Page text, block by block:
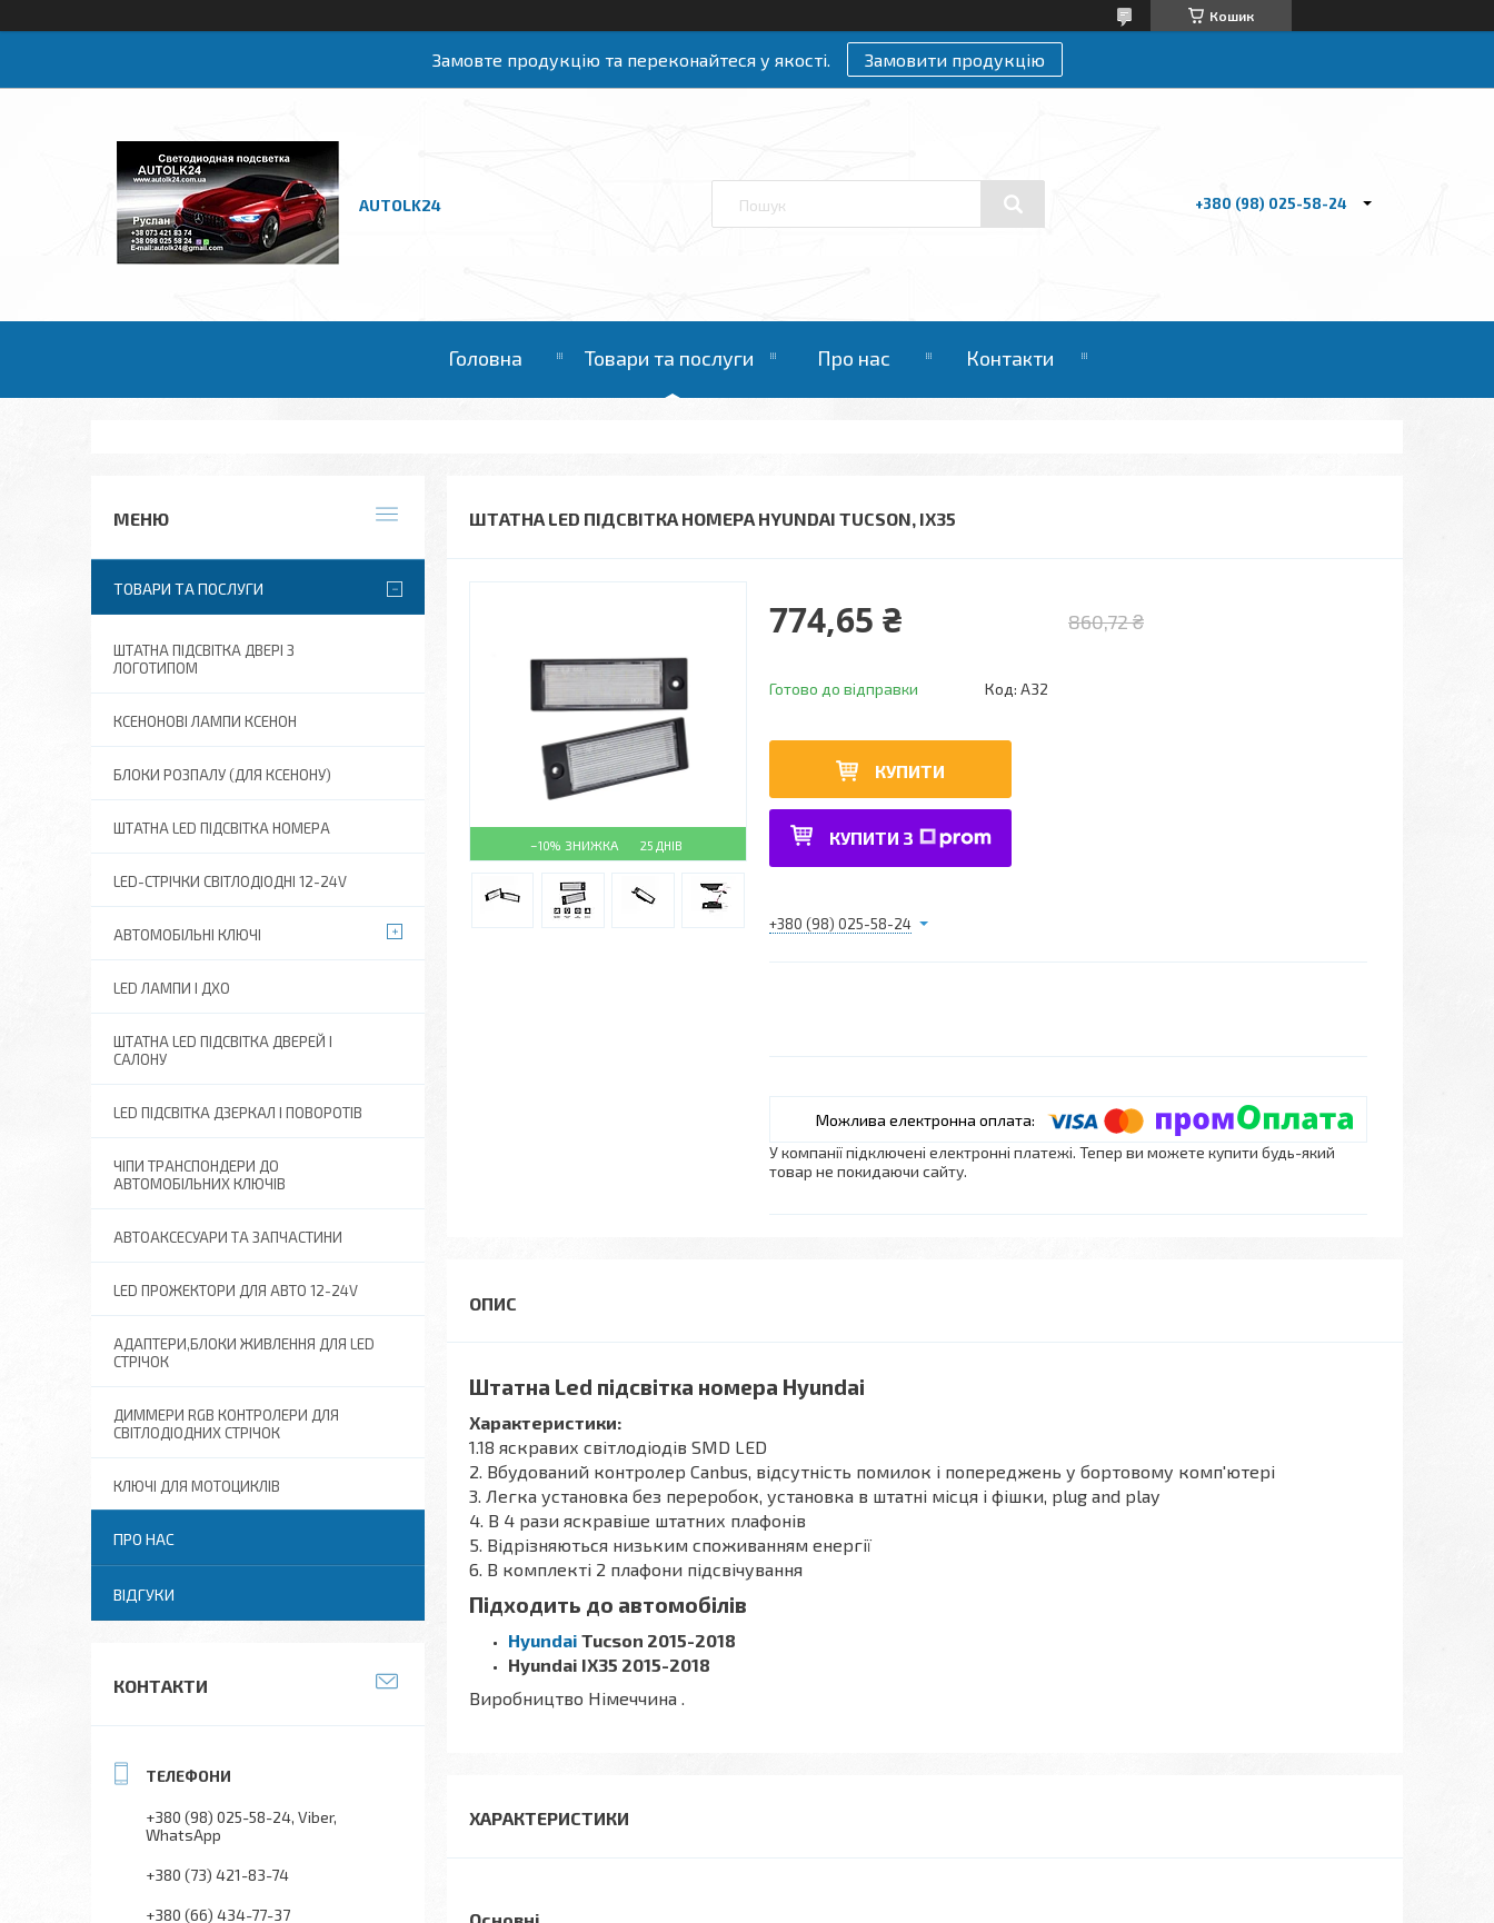
Кошик
Замовте продукцію та переконайтеся у якості. Замовити продукцію
AUTOLK24 +380 (98) 025-58-24
Головна Товари та послуги Про нас Контакти
ШТАТНА LED ПІДСВІТКА НОМЕРА HYUNDAI TUCSON, IX35
–10% 25 ДНІВ
860,72 ₴
774,65 ₴
Готово до відправки Код: A32
КУПИТИ
КУПИТИ З
+380 (98) 025-58-24
У компанії підключені електронні платежі. Тепер ви можете купити будь-який
товар не покидаючи сайту.
Штатна Led підсвітка номера Hyundai
Характеристики:
1.18 яскравих світлодіодів SMD LED
2. Вбудований контролер Canbus, відсутність помилок і попереджень у бортовому комп'ютері
3. Легка установка без переробок, установка в штатні місця і фішки, plug and play
4. В 4 рази яскравіше штатних плафонів
5. Відрізняються низьким споживанням енергії
6. В комплекті 2 плафони підсвічування
Підходить до автомобілів
Hyundai Tucson 2015-2018
Hyundai IX35 2015-2018
Виробництво Німеччина .
ХАРАКТЕРИСТИКИ
ТОВАРИ ТА ПОСЛУГИ
ШТАТНА ПІДСВІТКА ДВЕРІ З
ЛОГОТИПОМ
КСЕНОНОВІ ЛАМПИ КСЕНОН
БЛОКИ РОЗПАЛУ (ДЛЯ КСЕНОНУ)
ШТАТНА LED ПІДСВІТКА НОМЕРА
LED-СТРІЧКИ СВІТЛОДІОДНІ 12-24V
АВТОМОБІЛЬНІ КЛЮЧІ
LED ЛАМПИ І ДХО
ШТАТНА LED ПІДСВІТКА ДВЕРЕЙ І
САЛОНУ
LED ПІДСВІТКА ДЗЕРКАЛ І ПОВОРОТІВ
ЧІПИ ТРАНСПОНДЕРИ ДО
АВТОМОБІЛЬНИХ КЛЮЧІВ
АВТОАКСЕСУАРИ ТА ЗАПЧАСТИНИ
LED ПРОЖЕКТОРИ ДЛЯ АВТО 12-24V
АДАПТЕРИ,БЛОКИ ЖИВЛЕННЯ ДЛЯ LED
СТРІЧОК
ДИММЕРИ RGB КОНТРОЛЕРИ ДЛЯ
СВІТЛОДІОДНИХ СТРІЧОК
КЛЮЧІ ДЛЯ МОТОЦИКЛІВ
ПРО НАС
ВІДГУКИ
КОНТАКТИ
+380 (98) 025-58-24 Viber
WhatsApp
+380 (73) 421-83-74
+380 (66) 434-77-37